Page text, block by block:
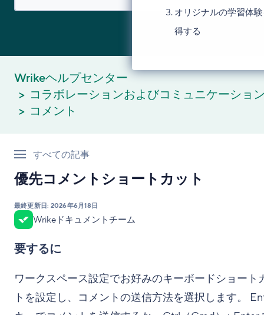
オリジナルの学習体
得する
Wrikeヘルプセンター
コラボレーションおよびコミュニケーショ
コメント
すべての記事
優先コメントショートカット
最終更新日: 2026年6月18日
Wrikeドキュメントチーム
要するに
ワークスペース設定でお好みのキーボードショート
トを設定し、コメントの送信方法を選択します。